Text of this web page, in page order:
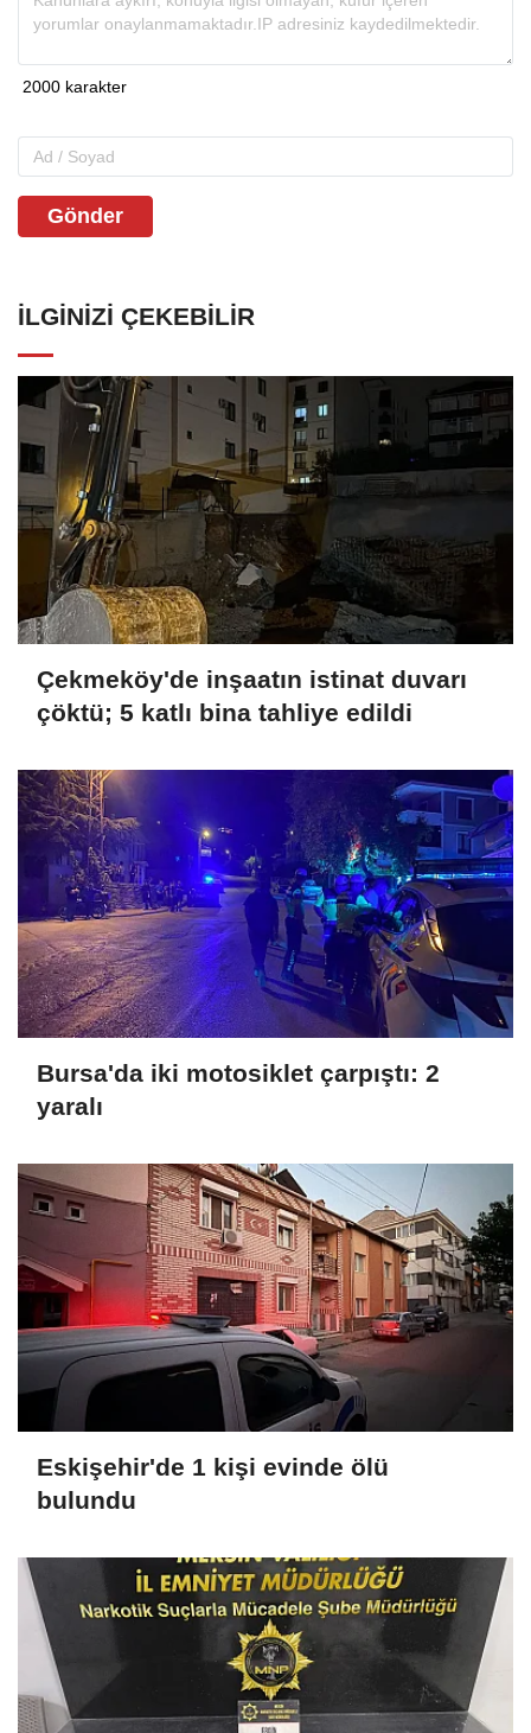
Gönder
İLGINIZI ÇEKEBILIR
Çekmeköy'de inşaatın istinat duvarı
çöktü; 5 katlı bina tahliye edildi
Bursa'da iki motosiklet çarpıştı: 2
yaralı
Eskişehir'de 1 kişi evinde ölü
bulundu